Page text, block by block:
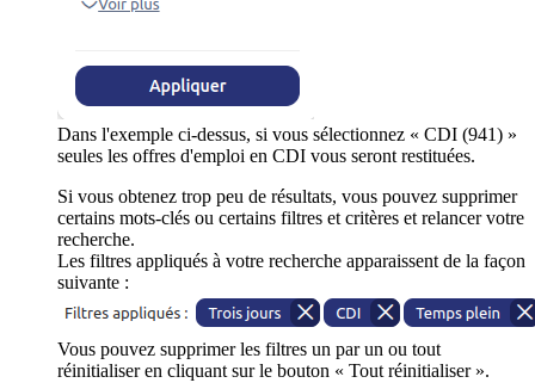
Dans l'exemple ci-dessus, si vous sélectionnez « CDI (941) »
seules les offres d'emploi en CDI vous seront restituées.
Si vous obtenez trop peu de résultats, vous pouvez supprimer
certains mots-clés ou certains filtres et critères et relancer votre
recherche.
Les filtres appliqués à votre recherche apparaissent de la façon
suivante :
Vous pouvez supprimer les filtres un par un ou tout
réinitialiser en cliquant sur le bouton « Tout réinitialiser ».